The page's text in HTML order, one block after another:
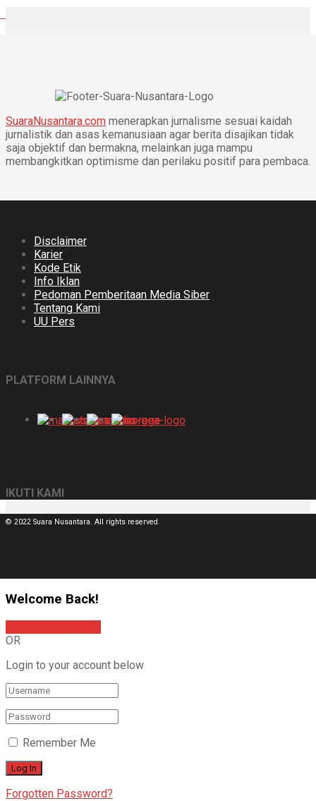
SuaraNusantara.com menerapkan jurnalisme sesuai kaidah
jurnalistik dan asas kemanusiaan agar berita disajikan tidak
saja objektif dan bermakna, melainkan juga mampu
membangkitkan optimisme dan perilaku positif para pembaca.
Disclaimer
Karier
Kode Etik
Info Iklan
Pedoman Pemberitaan Media Siber
Tentang Kami
UU Pers
PLATFORM LAINNYA
IKUTI KAMI
© 2022 Suara Nusantara. All rights reserved.
Welcome Back!
OR
Login to your account below
Remember Me
Forgotten Password?